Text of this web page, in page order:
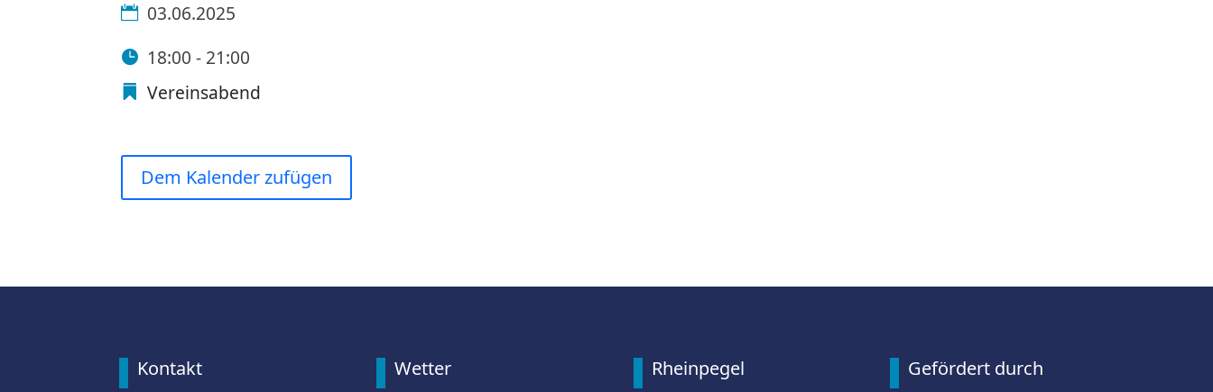
03.06.2025
18:00 - 21:00
Vereinsabend
Dem Kalender zufügen
Kontakt Wetter Rheinpegel Gefördert durch